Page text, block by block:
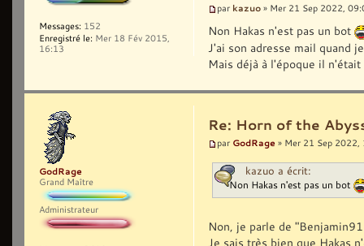
par kazuo » Mer 21 Sep 2022,
Non Hakas n'est pas un bot
J'ai son adresse mail quand
Mais déjà à l'époque il
Messages: 152
Enregistré le: Mer 18 Fév 2015,
16:13
Re: Horn of the
par GodRage » Mer 21 Sep 2022,
kazuo a écrit:
Non Hakas n'est pas un bot
Non, je parle de
Je sais très bien que Hakas
GodRage
Grand Maître
Administrateur